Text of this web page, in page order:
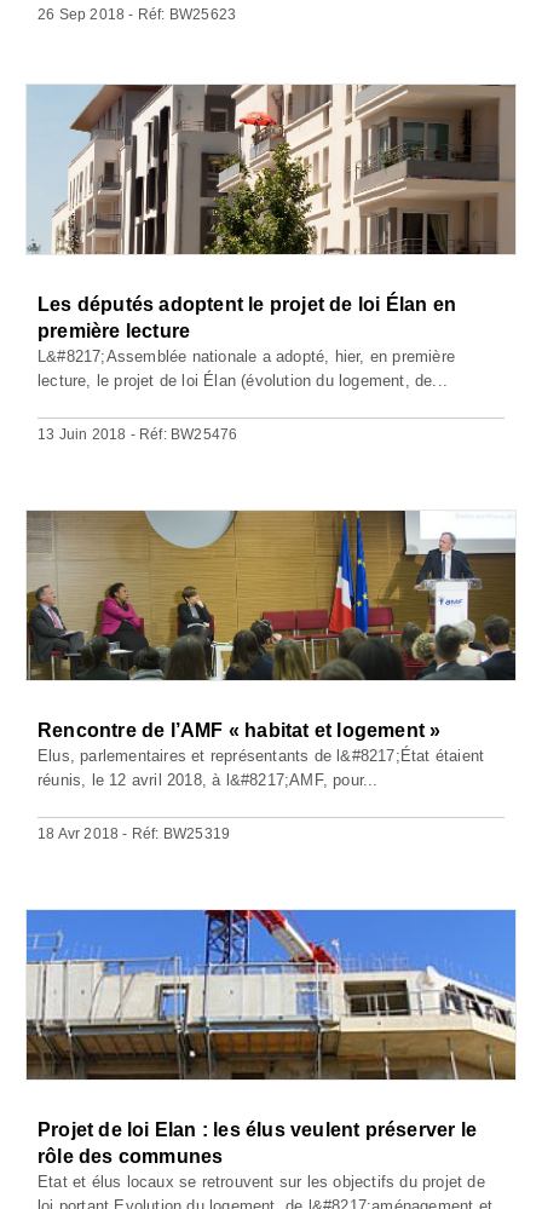
26 Sep 2018 - Réf: BW25623
Les députés adoptent le projet de loi Élan en
première lecture
L&#8217;Assemblée nationale a adopté, hier, en première
lecture, le projet de loi Élan (évolution du logement, de...
13 Juin 2018 - Réf: BW25476
Rencontre de l’AMF « habitat et logement »
Elus, parlementaires et représentants de l&#8217;État étaient
réunis, le 12 avril 2018, à l&#8217;AMF, pour...
18 Avr 2018 - Réf: BW25319
Projet de loi Elan : les élus veulent préserver le
rôle des communes
Etat et élus locaux se retrouvent sur les objectifs du projet de